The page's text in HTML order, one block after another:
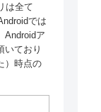
は全て
では
Androidア
いており
）時点の